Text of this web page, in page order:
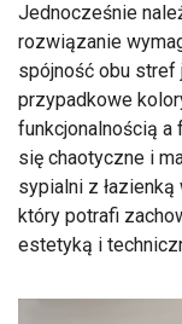
Jednocześnie
rozwiązanie
spójność obu stref
przypadkowe
funkcjonalnością a
się chaotyczne i
sypialni z
który potrafi
estetyką i